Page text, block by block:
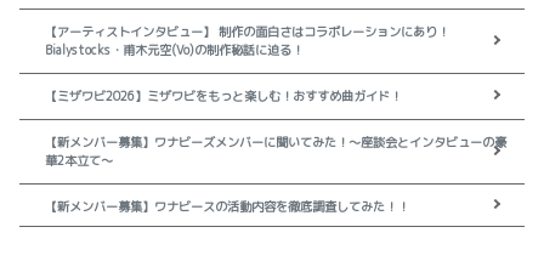
【アーティストインタビュー】 制作の面白さはコラボレーションにあり！
Bialystocks・甫木元空(Vo)の制作秘話に迫る！
【ミザワビ2026】ミザワビをもっと楽しむ！おすすめ曲ガイド！
【新メンバー募集】ワナビーズメンバーに聞いてみた！～座談会とインタビューの豪
華2本立て～
【新メンバー募集】ワナビースの活動内容を徹底調査してみた！！